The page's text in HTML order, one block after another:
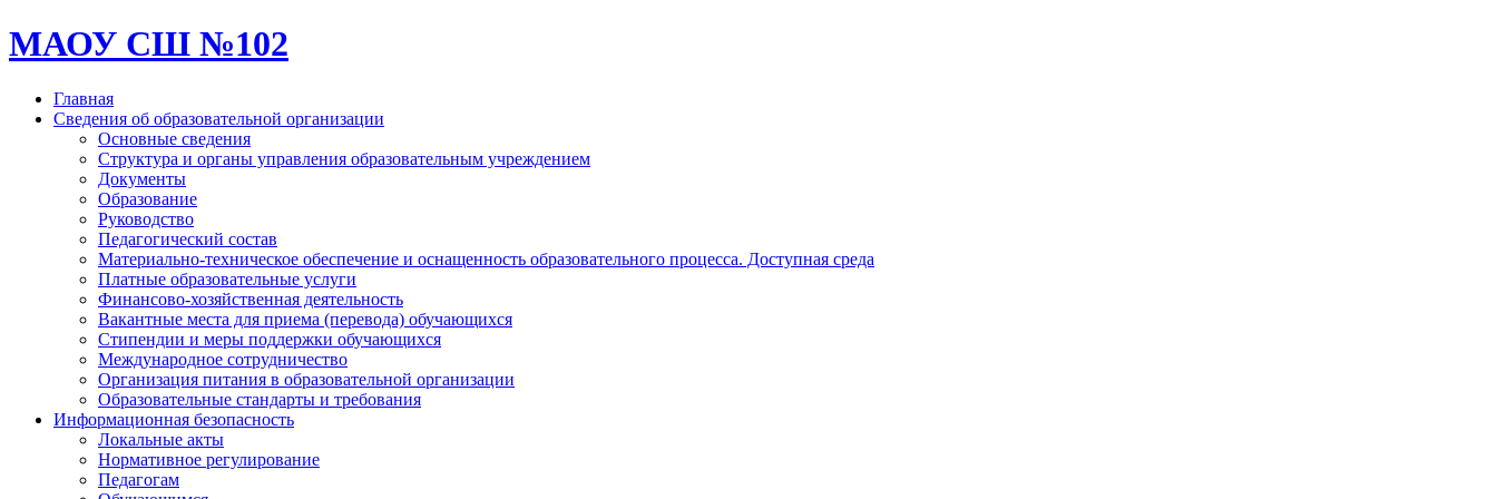
МАОУ СШ №102
Главная
Сведения об образовательной организации
Основные сведения
Структура и органы управления образовательным учреждением
Документы
Образование
Руководство
Педагогический состав
Материально-техническое обеспечение и оснащенность образовательного процесса. Доступная среда
Платные образовательные услуги
Финансово-хозяйственная деятельность
Вакантные места для приема (перевода) обучающихся
Стипендии и меры поддержки обучающихся
Международное сотрудничество
Организация питания в образовательной организации
Образовательные стандарты и требования
Информационная безопасность
Локальные акты
Нормативное регулирование
Педагогам